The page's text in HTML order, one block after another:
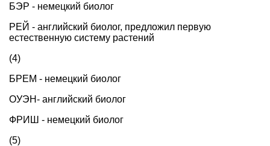
БЭР - немецкий биолог
РЕЙ - английский биолог, предложил первую
естественную систему растений
(4)
БРЕМ - немецкий биолог
ОУЭН- английский биолог
ФРИШ - немецкий биолог
(5)